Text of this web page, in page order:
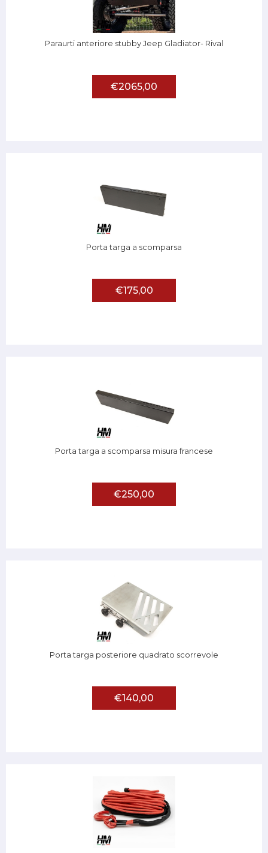
Paraurti anteriore stubby Jeep Gladiator- Rival
€2065,00
Porta targa a scomparsa
€175,00
Porta targa a scomparsa misura francese
€250,00
Porta targa posteriore quadrato scorrevole
€140,00